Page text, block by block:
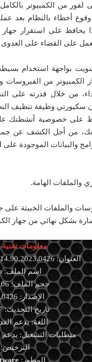
من الكمبيوتر
أخطاء بالنظام بعد
يحافظ على استقرار
ويعمل على القضاء على
بواجهة استخدام
الكمبيوتر من
من خلال قدرته على
سكيورتي وظيفة تنظيف
على خصوصية أنشطتك
من أجل الكشف عن
والبيانات الموجودة على
والملفات الهامة.
والملفات الخبيثة على
بشكل نهائي من جهاز
معلومات
العنوان: RegRun Security Suite 14.90.2023.0426
اسم الملف: regruns.zip
حجم الملف: 56.06 ميجابايت.
الإصدار: 14.90.2023.0426
تاريخ التحديث: 27 أبريل 2023
اللغة: يدعم
متطلبات التشغيل: يدعم
المطور: